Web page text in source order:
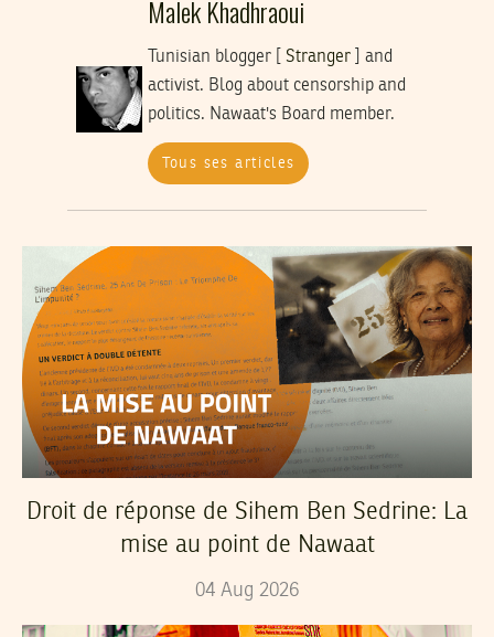
Malek Khadhraoui
Tunisian blogger [ Stranger] and
activist. Blog about censorship and
politics. Nawaat's Board member.
Tous ses articles
Droit de réponse de Sihem Ben Sedrine: La
mise au point de Nawaat
04 Aug 2026